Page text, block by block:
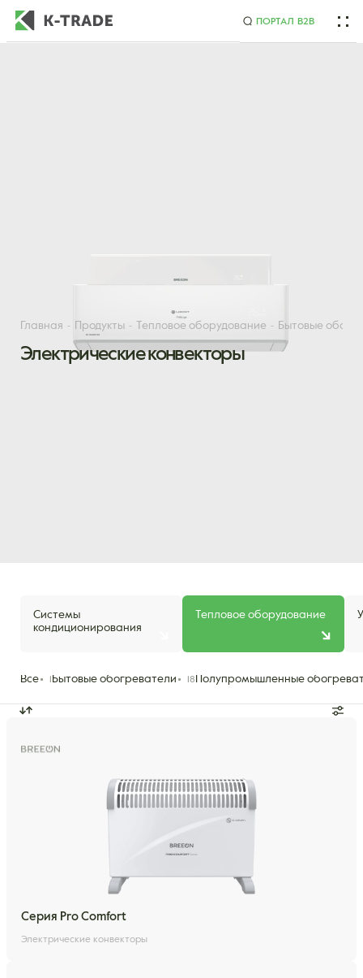
ПОРТАЛ B2B
Главная Продукты Тепловое оборудование Бытовые
Электрические конвекторы
Системы
кондиционирования
Тепловое оборудование
Все Бытовые обогреватели 18 Полупромышленные
Серия Pro Comfort
Электрические конвекторы